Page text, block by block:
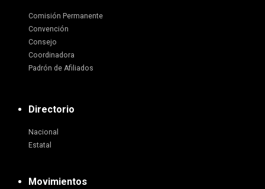
Comisión Permanente
Convención
Consejo
Coordinadora
Padrón de Afiliados
Directorio
Nacional
Estatal
Movimientos